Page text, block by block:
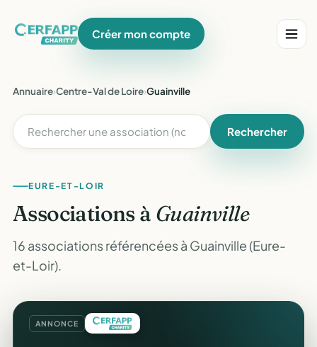
Créer mon compte
Annuaire›Centre-Val de Loire›Guainville
Rechercher
EURE-ET-LOIR
Associations à Guainville
16 associations référencées à Guainville (Eure-
et-Loir).
ANNONCE